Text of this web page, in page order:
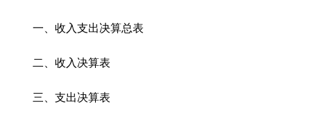
一、收入支出决算总表
二、收入决算表
三、支出决算表